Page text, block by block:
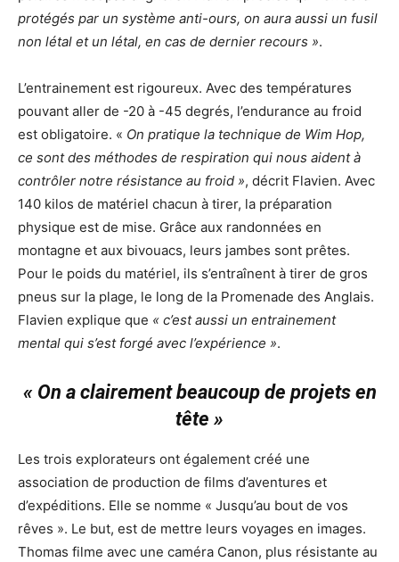
protégés par un système anti-ours, on aura aussi un fusil
non létal et un létal, en cas de dernier recours ».
L’entrainement est rigoureux. Avec des températures
pouvant aller de -20 à -45 degrés, l’endurance au froid
est obligatoire. « On pratique la technique de Wim Hop,
ce sont des méthodes de respiration qui nous aident à
contrôler notre résistance au froid », décrit Flavien. Avec
140 kilos de matériel chacun à tirer, la préparation
physique est de mise. Grâce aux randonnées en
montagne et aux bivouacs, leurs jambes sont prêtes.
Pour le poids du matériel, ils s’entraînent à tirer de gros
pneus sur la plage, le long de la Promenade des Anglais.
Flavien explique que « c’est aussi un entrainement
mental qui s’est forgé avec l’expérience ».
« On a clairement beaucoup de projets en
tête »
Les trois explorateurs ont également créé une
association de production de films d’aventures et
d’expéditions. Elle se nomme « Jusqu’au bout de vos
rêves ». Le but, est de mettre leurs voyages en images.
Thomas filme avec une caméra Canon, plus résistante au